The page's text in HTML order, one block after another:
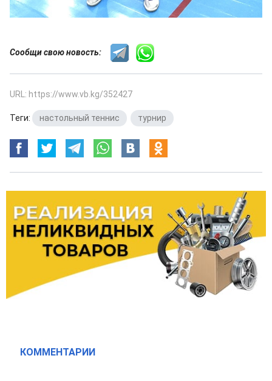
Сообщи свою новость:
URL: https://www.vb.kg/352427
Теги: настольный теннис турнир
КОММЕНТАРИИ